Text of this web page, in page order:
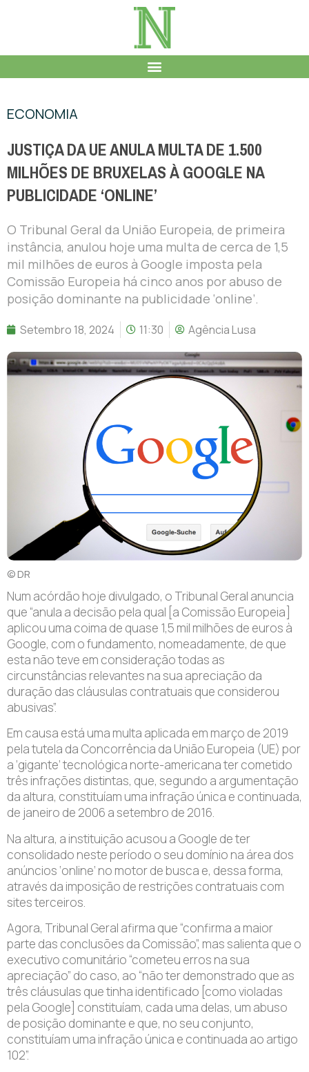
ECONOMIA
JUSTIÇA DA UE ANULA MULTA DE 1.500
MILHÕES DE BRUXELAS À GOOGLE NA
PUBLICIDADE ‘ONLINE’
O Tribunal Geral da União Europeia, de primeira
instância, anulou hoje uma multa de cerca de 1,5
mil milhões de euros à Google imposta pela
Comissão Europeia há cinco anos por abuso de
posição dominante na publicidade ‘online’.
Setembro 18, 2024 11:30 Agência Lusa
© DR
Num acórdão hoje divulgado, o Tribunal Geral anuncia
que “anula a decisão pela qual [a Comissão Europeia]
aplicou uma coima de quase 1,5 mil milhões de euros à
Google, com o fundamento, nomeadamente, de que
esta não teve em consideração todas as
circunstâncias relevantes na sua apreciação da
duração das cláusulas contratuais que considerou
abusivas”.
Em causa está uma multa aplicada em março de 2019
pela tutela da Concorrência da União Europeia (UE) por
a ‘gigante’ tecnológica norte-americana ter cometido
três infrações distintas, que, segundo a argumentação
da altura, constituíam uma infração única e continuada,
de janeiro de 2006 a setembro de 2016.
Na altura, a instituição acusou a Google de ter
consolidado neste período o seu domínio na área dos
anúncios ‘online’ no motor de busca e, dessa forma,
através da imposição de restrições contratuais com
sites terceiros.
Agora, Tribunal Geral afirma que “confirma a maior
parte das conclusões da Comissão”, mas salienta que o
executivo comunitário “cometeu erros na sua
apreciação” do caso, ao “não ter demonstrado que as
três cláusulas que tinha identificado [como violadas
pela Google] constituíam, cada uma delas, um abuso
de posição dominante e que, no seu conjunto,
constituíam uma infração única e continuada ao artigo
102”.